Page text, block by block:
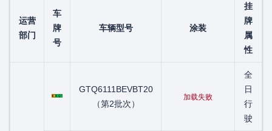
运营
部门
车
牌
号
车辆型号 涂装
挂
牌
属
性
粤C01067D
GTQ6111BEVBT20
（第2批次）
加载失败
全
日
行
驶